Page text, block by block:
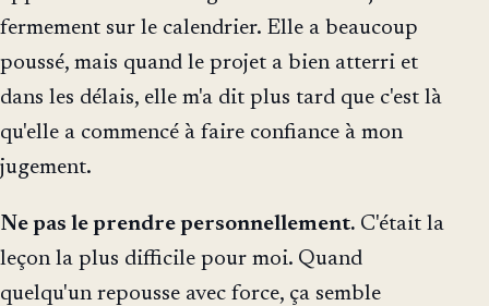
fermement sur le calendrier. Elle a beaucoup
poussé, mais quand le projet a bien atterri et
dans les délais, elle m'a dit plus tard que c'est là
qu'elle a commencé à faire confiance à mon
jugement.
Ne pas le prendre personnellement. C'était la
leçon la plus difficile pour moi. Quand
quelqu'un repousse avec force, ça semble